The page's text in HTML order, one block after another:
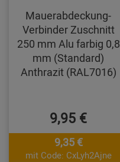
Mauerabdeckung-
Verbinder Zuschnitt
250 mm Alu farbig 0,8
mm (Standard)
Anthrazit (RAL7016)
9,95 €
9,35 €
mit Code: CxLyh2Ajne